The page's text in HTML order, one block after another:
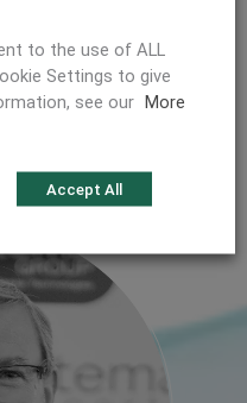
to the use of ALL
Settings to give
see our More
Accept All